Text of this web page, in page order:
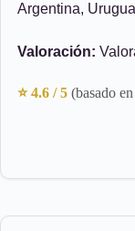
Argentina,
Valoración:
⭐ 4.6 / 5 (basado